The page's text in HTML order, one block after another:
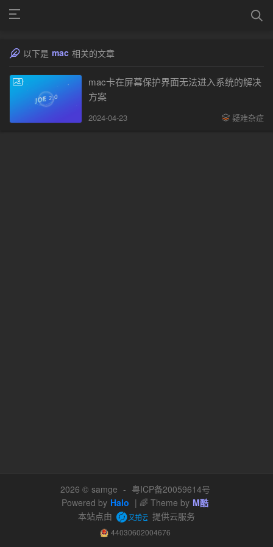
以下是 mac 相关的文章
mac卡在屏幕保护界面无法进入系统的解决
方案
2024-04-23 疑难杂症
2026 © samge - 粤ICP备20059614号
Powered by Halo | 🌈 Theme by M酷
本站点由
提供云服务
44030602004676